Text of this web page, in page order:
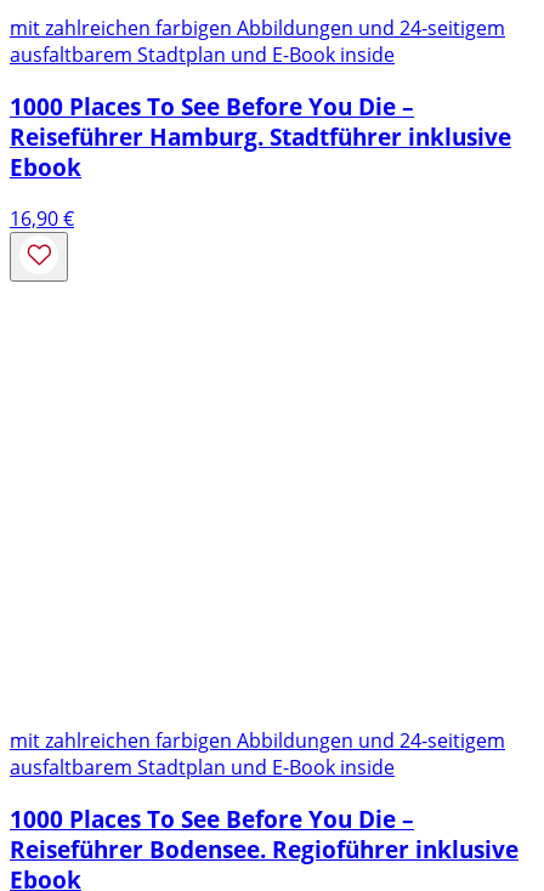
mit zahlreichen farbigen Abbildungen und 24-seitigem
ausfaltbarem Stadtplan und E-Book inside
1000 Places To See Before You Die –
Reiseführer Hamburg. Stadtführer inklusive
Ebook
16,90€
mit zahlreichen farbigen Abbildungen und 24-seitigem
ausfaltbarem Stadtplan und E-Book inside
1000 Places To See Before You Die –
Reiseführer Bodensee. Regioführer inklusive
Ebook